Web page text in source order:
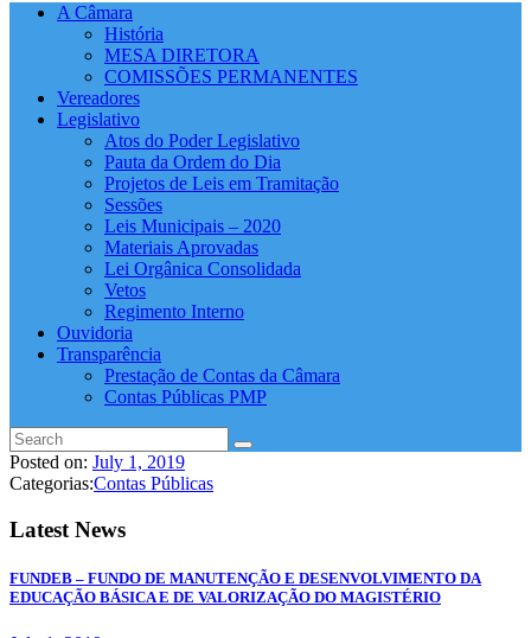
A Câmara
História
MESA DIRETORA
COMISSÕES PERMANENTES
Vereadores
Legislativo
Atos do Poder Legislativo
Pauta da Ordem do Dia
Projetos de Leis em Tramitação
Sessões
Leis Municipais – 2020
Materiais Aprovadas
Lei Orgânica Consolidada
Vetos
Regimento Interno
Ouvidoria
Transparência
Prestação de Contas da Câmara
Contas Públicas PMP
Posted on: July 1, 2019
Categorias:Contas Públicas
Latest News
FUNDEB – FUNDO DE MANUTENÇÃO E DESENVOLVIMENTO DA
EDUCAÇÃO BÁSICA E DE VALORIZAÇÃO DO MAGISTÉRIO